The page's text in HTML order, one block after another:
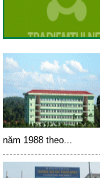
năm 1988 theo...